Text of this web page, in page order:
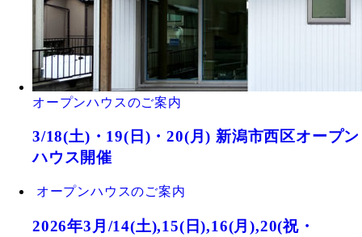
オープンハウスのご案内
3/18(土)・19(日)・20(月) 新潟市西区オープン
ハウス開催
オープンハウスのご案内
2026年3月/14(土),15(日),16(月),20(祝・